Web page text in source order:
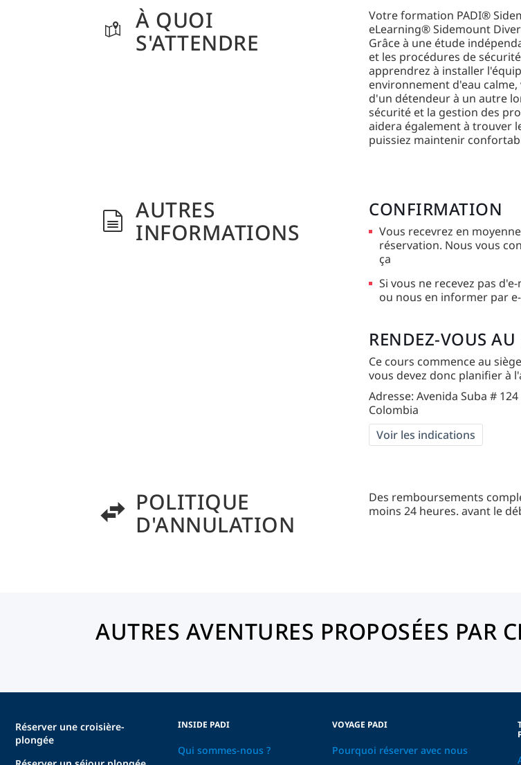
À QUOI
S'ATTENDRE
Votre formation PADI®
eLearning® Sidemount
Grâce à une étude
et les procédures de
apprendrez à installer
environnement d'eau
d'un détendeur à un autre
sécurité et la gestion des
aidera également à trouver
puissiez maintenir
AUTRES
INFORMATIONS
CONFIRMATION
Vous recevrez en
réservation. Nous vous
ça
Si vous ne recevez pas
ou nous en informer par
RENDEZ-VOUS AU
Ce cours commence au
vous devez donc planifier à
Adresse: Avenida Suba #
Colombia
Voir les indications
POLITIQUE
D'ANNULATION
Des remboursements
moins 24 heures. avant le
AUTRES AVENTURES PROPOSÉES PAR
Réserver une croisière-
plongée
INSIDE PADI
Qui sommes-nous ?
VOYAGE PADI
Pourquoi réserver avec nous